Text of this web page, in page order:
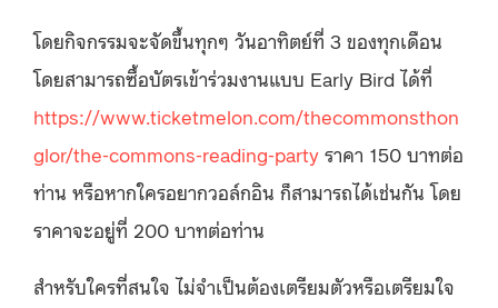
โดยกิจกรรมจะจัดขึ้นทุกๆ วันอาทิตย์ที่ 3 ของทุกเดือน
โดยสามารถซื้อบัตรเข้าร่วมงานแบบ Early Bird ได้ที่
https://www.ticketmelon.com/thecommonsthon
glor/the-commons-reading-party ราคา 150 บาทต่อ
ท่าน หรือหากใครอยากวอล์กอิน ก็สามารถได้เช่นกัน โดย
ราคาจะอยู่ที่ 200 บาทต่อท่าน
สำหรับใครที่สนใจ ไม่จำเป็นต้องเตรียมตัวหรือเตรียมใจ